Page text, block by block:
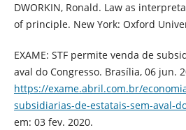
DWORKIN, Ronald. Law as
of principle. New York: Oxford
EXAME: STF permite venda de
aval do Congresso. Brasília, 06 jun.
https://exame.abril.com.br/
subsidiarias-de-estatais-sem-aval-
em: 03 fev. 2020.